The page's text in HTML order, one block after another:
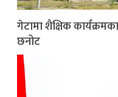
गेटामा शैक्षिक
छनोट